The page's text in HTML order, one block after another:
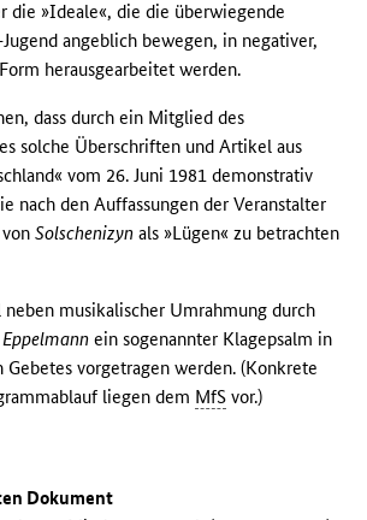
die »Ideale«, die die überwiegende
angeblich bewegen, in negativer,
herausgearbeitet werden.
dass durch ein Mitglied des
solche Überschriften und Artikel aus
vom 26. Juni 1981 demonstrativ
nach den Auffassungen der Veranstalter
vonSolschenizyn als »Lügen« zu betrachten
musikalischer Umrahmung durch
Eppelmann ein sogenannter Klagepsalm in
vorgetragen werden. (Konkrete
liegen dem MfS vor.)
Dokument